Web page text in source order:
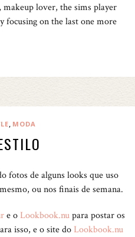
lover, the sims player
focusing on the last one more
, MODA
fotos de alguns looks que uso
ou nos finais de semana.
e oLookbook.nupara postar os
isso, e o site doLookbook.nu